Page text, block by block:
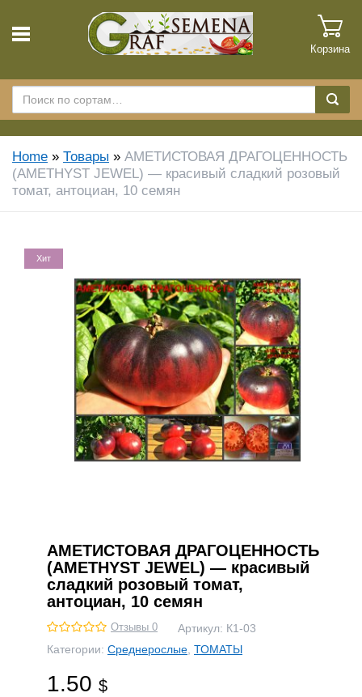
Корзина
Home » Товары » АМЕТИСТОВАЯ ДРАГОЦЕННОСТЬ
(AMETHYST JEWEL) — красивый сладкий розовый
томат, антоциан, 10 семян
Хит
АМЕТИСТОВАЯ ДРАГОЦЕННОСТЬ
(AMETHYST JEWEL) — красивый
сладкий розовый томат,
антоциан, 10 семян
Отзывы 0 Артикул: К1-03
Категории: Среднерослые ТОМАТЫ
1.50 $